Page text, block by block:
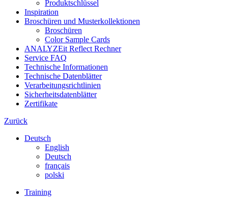
Produktschlüssel
Inspiration
Broschüren und Musterkollektionen
Broschüren
Color Sample Cards
ANALYZEit Reflect Rechner
Service FAQ
Technische Informationen
Technische Datenblätter
Verarbeitungsrichtlinien
Sicherheitsdatenblätter
Zertifikate
Zurück
Deutsch
English
Deutsch
français
polski
Training